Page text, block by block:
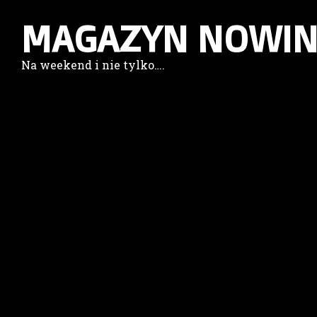
MAGAZYN
Na weekend i nie tylko….